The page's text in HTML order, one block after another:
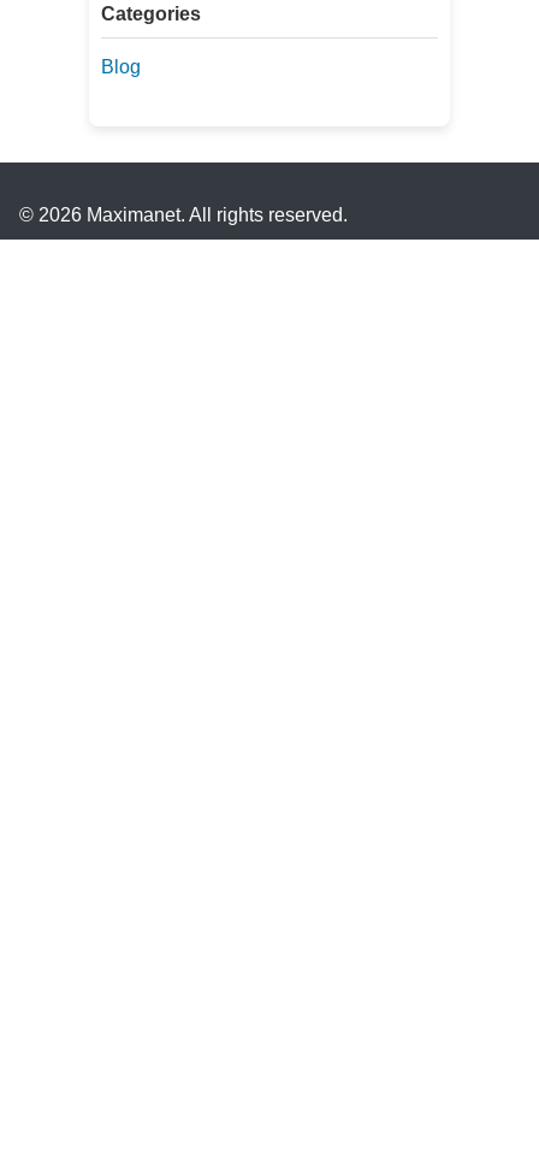
Categories
Blog
© 2026 Maximanet. All rights reserved.